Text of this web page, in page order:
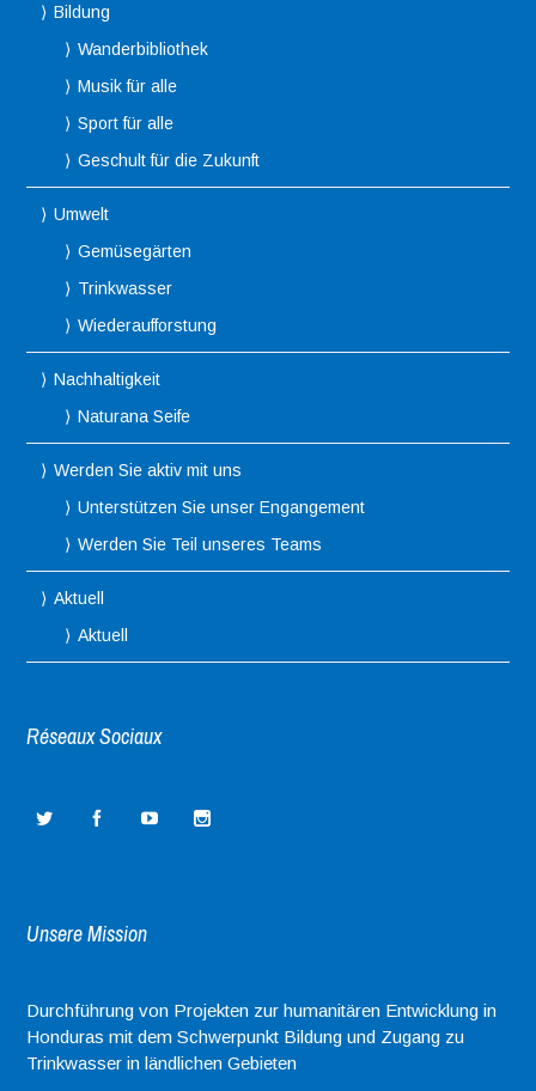
Bildung
Wanderbibliothek
Musik für alle
Sport für alle
Geschult für die Zukunft
Umwelt
Gemüsegärten
Trinkwasser
Wiederaufforstung
Nachhaltigkeit
Naturana Seife
Werden Sie aktiv mit uns
Unterstützen Sie unser Engangement
Werden Sie Teil unseres Teams
Aktuell
Aktuell
Réseaux Sociaux
Unsere Mission
Durchführung von Projekten zur humanitären Entwicklung in
Honduras mit dem Schwerpunkt Bildung und Zugang zu
Trinkwasser in ländlichen Gebieten